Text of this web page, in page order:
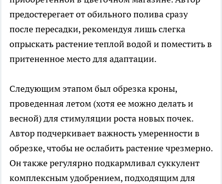
предостерегает от обильного полива сразу
после пересадки, рекомендуя лишь слегка
опрыскать растение теплой водой и поместить в
притененное место для адаптации.
Следующим этапом был обрезка кроны,
проведенная летом (хотя ее можно делать и
весной) для стимуляции роста новых почек.
Автор подчеркивает важность умеренности в
обрезке, чтобы не ослабить растение чрезмерно.
Он также регулярно подкармливал суккулент
комплексным удобрением, подходящим для